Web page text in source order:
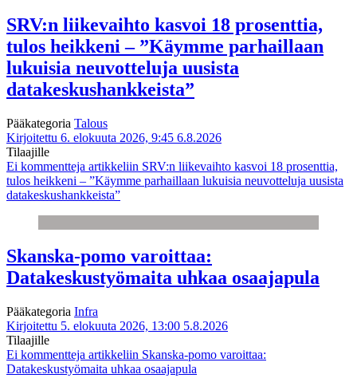
SRV:n liikevaihto kasvoi 18 prosenttia,
tulos heikkeni – ”Käymme parhaillaan
lukuisia neuvotteluja uusista
datakeskushankkeista”
Pääkategoria Talous
Kirjoitettu 6. elokuuta 2026, 9:45 6.8.2026
Tilaajille
Ei kommentteja artikkeliin SRV:n liikevaihto kasvoi 18 prosenttia,
tulos heikkeni – ”Käymme parhaillaan lukuisia neuvotteluja uusista
datakeskushankkeista”
Skanska-pomo varoittaa:
Datakeskustyömaita uhkaa osaajapula
Pääkategoria Infra
Kirjoitettu 5. elokuuta 2026, 13:00 5.8.2026
Tilaajille
Ei kommentteja artikkeliin Skanska-pomo varoittaa:
Datakeskustyömaita uhkaa osaajapula